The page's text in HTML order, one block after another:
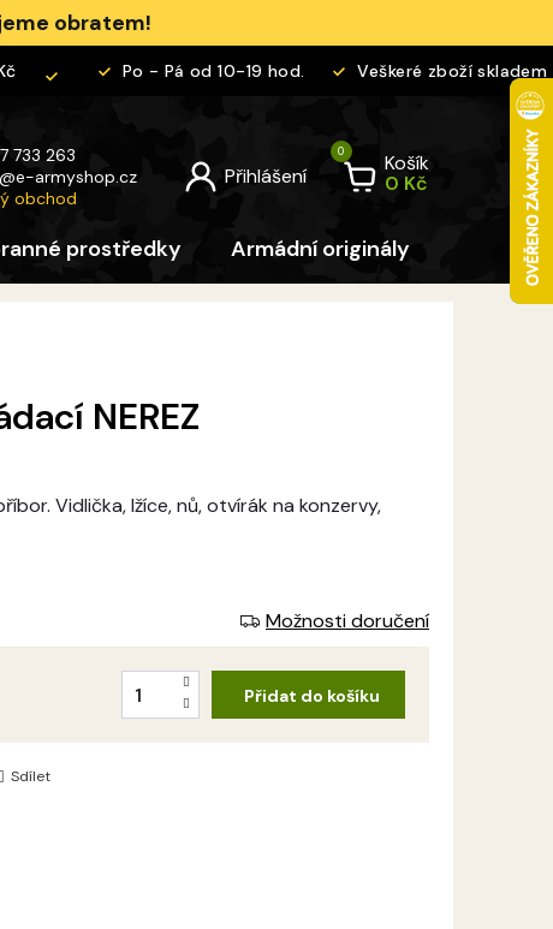
obratem!
Po - Pá od 10-19 hod. Veškeré zboží skladem
733 263
@e-armyshop.cz
obchod
Košík
prostředky Armádní originály Pro děti
Vidlička, lžíce, nů, otvírák na konzervy,
Sdílet
NEREZ
Možnosti doručení
Přidat do košíku